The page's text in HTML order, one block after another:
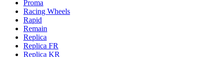
Proma
Racing Wheels
Rapid
Remain
Replica
Replica FR
Replica KR